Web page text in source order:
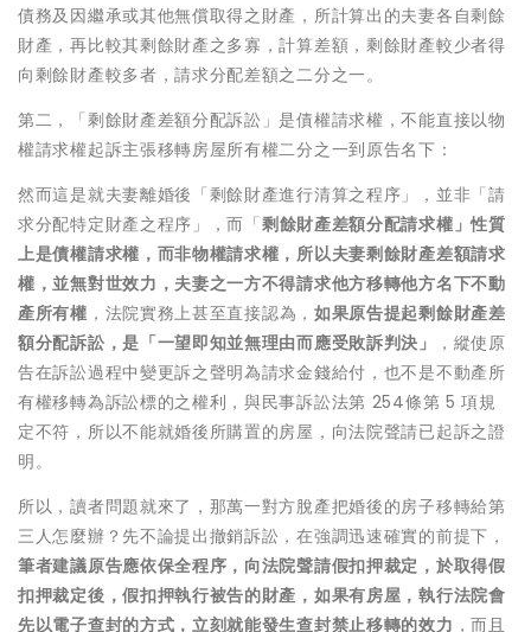
債務及因繼承或其他無償取得之財產，所計算出的夫妻各自剩餘
財產，再比較其剩餘財產之多寡，計算差額，剩餘財產較少者得
向剩餘財產較多者，請求分配差額之二分之一。
第二，「剩餘財產差額分配訴訟」是債權請求權，不能直接以物
權請求權起訴主張移轉房屋所有權二分之一到原告名下：
然而這是就夫妻離婚後「剩餘財產進行清算之程序」，並非「請
求分配特定財產之程序」，而「剩餘財產差額分配請求權」性質
上是債權請求權，而非物權請求權，所以夫妻剩餘財產差額請求
權，並無對世效力，夫妻之一方不得請求他方移轉他方名下不動
產所有權 ，法院實務上甚至直接認為， 如果原告提起剩餘財產差
額分配訴訟，是「一望即知並無理由而應受敗訴判決」
，縱使原
告在訴訟過程中變更訴之聲明為請求金錢給付，也不是不動產所
有權移轉為訴訟標的之權利，與民事訴訟法第 254條第 5 項規
定不符，所以不能就婚後所購置的房屋，向法院聲請已起訴之證
明。
所以，讀者問題就來了，那萬一對方脫產把婚後的房子移轉給第
三人怎麼辦？先不論提出撤銷訴訟，在強調迅速確實的前提下，
筆者建議原告應依保全程序，向法院聲請假扣押裁定，於取得假
扣押裁定後，假扣押執行被告的財產，如果有房屋，執行法院會
先以電子查封的方式，立刻就能發生查封禁止移轉的效力 ，而且